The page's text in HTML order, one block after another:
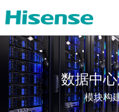
数据中
模块构